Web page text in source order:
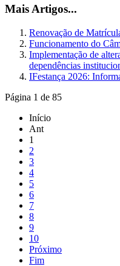
Mais Artigos...
Renovação de
Funcionamento do
Implementação de
dependências
IFestança 2026:
Página 1 de 85
Início
Ant
1
2
3
4
5
6
7
8
9
10
Próximo
Fim